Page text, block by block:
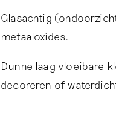
Glasachtig
metaaloxides.
Dunne laag vloeibare
decoreren of